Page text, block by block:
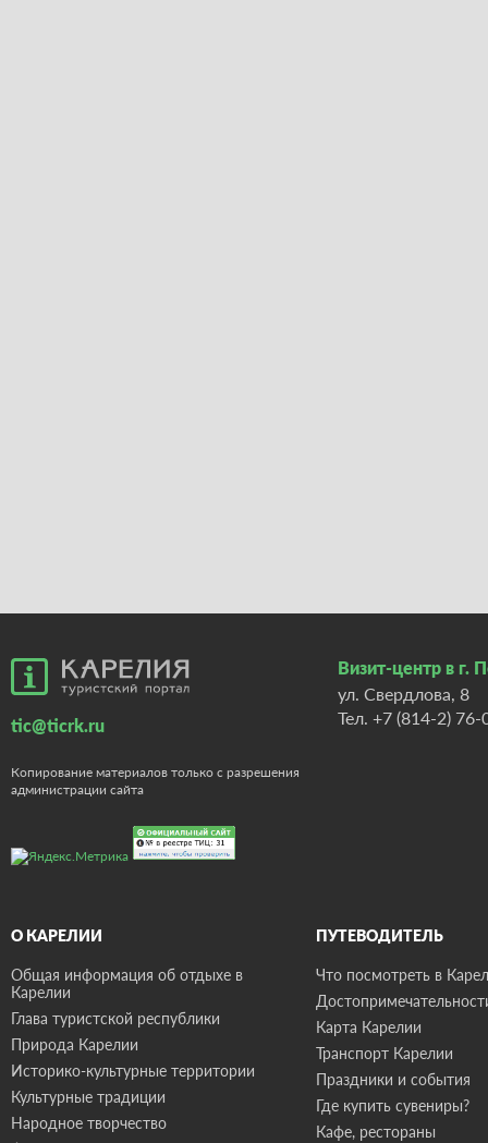
tic@ticrk.ru
Копирование материалов только с разрешения
администрации сайта
Визит-центр в г.
ул. Свердлова, 8
Тел. +7 (814-2) 76-
О КАРЕЛИИ
Общая информация об отдыхе в
Карелии
Глава туристской республики
Природа Карелии
Историко-культурные территории
Культурные традиции
Народное творчество
ПУТЕВОДИТЕЛЬ
Что посмотреть в
Карта Карелии
Транспорт Карелии
Праздники и события
Где купить сувениры?
Кафе, рестораны